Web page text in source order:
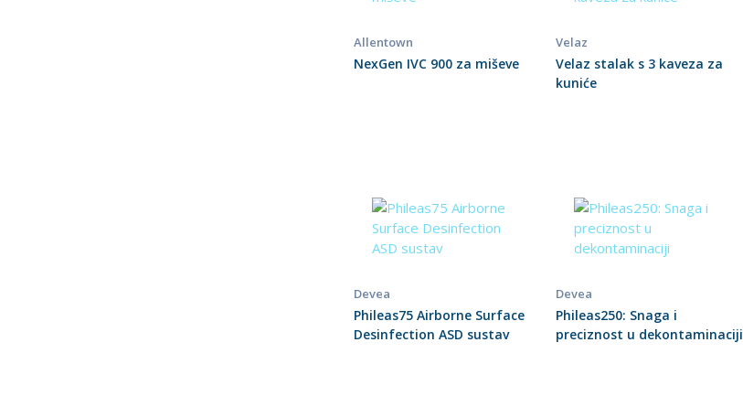
Allentown
NexGen IVC 900 za miševe
Velaz
Velaz stalak s 3 kaveza za
kuniće
Devea
Phileas75 Airborne Surface
Desinfection ASD sustav
Devea
Phileas250: Snaga i
preciznost u dekontaminaciji